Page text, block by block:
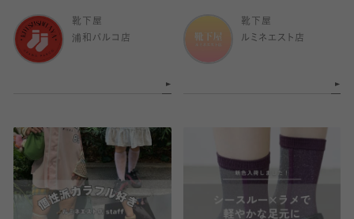
靴下屋
浦和パルコ店
靴下屋
ルミネエスト店